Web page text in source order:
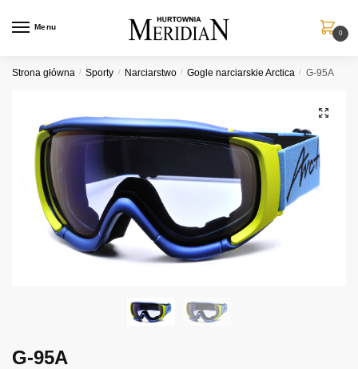
Menu
0
Strona główna / Sporty / Narciarstwo / Gogle narciarskie Arctica / G-95A
G-95A